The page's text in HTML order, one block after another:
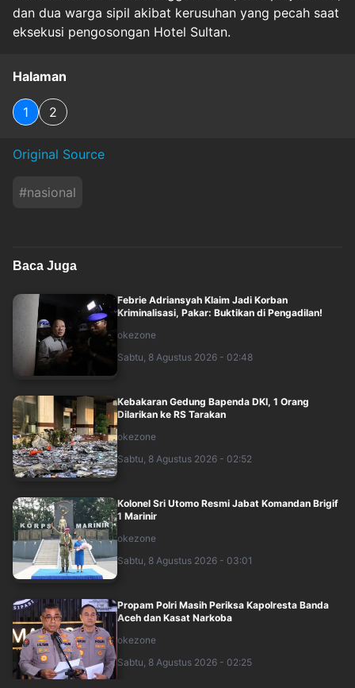
dan dua warga sipil akibat kerusuhan yang pecah saat
eksekusi pengosongan Hotel Sultan.
Halaman
1 2
Original Source
#nasional
Baca Juga
Febrie Adriansyah Klaim Jadi Korban
Kriminalisasi, Pakar: Buktikan di Pengadilan!
okezone
Sabtu, 8 Agustus 2026 - 02:48
Kebakaran Gedung Bapenda DKI, 1 Orang
Dilarikan ke RS Tarakan
okezone
Sabtu, 8 Agustus 2026 - 02:52
Kolonel Sri Utomo Resmi Jabat Komandan Brigif
1 Marinir
okezone
Sabtu, 8 Agustus 2026 - 03:01
Propam Polri Masih Periksa Kapolresta Banda
Aceh dan Kasat Narkoba
okezone
Sabtu, 8 Agustus 2026 - 02:25